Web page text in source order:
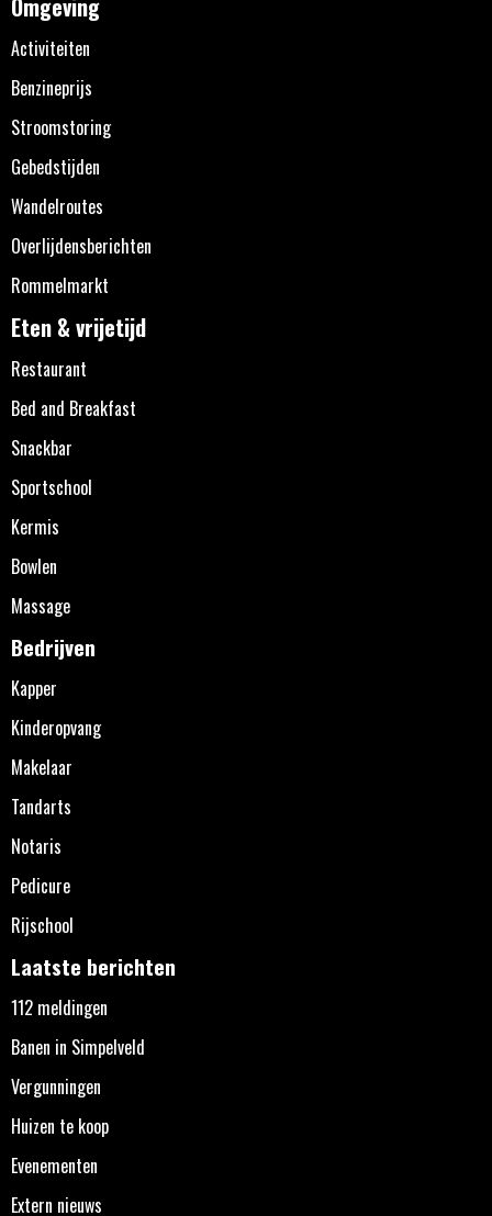
Activiteiten
Benzineprijs
Stroomstoring
Gebedstijden
Wandelroutes
Overlijdensberichten
Rommelmarkt
Eten & vrijetijd
Restaurant
Bed and Breakfast
Snackbar
Sportschool
Kermis
Bowlen
Massage
Bedrijven
Kapper
Kinderopvang
Makelaar
Tandarts
Notaris
Pedicure
Rijschool
Laatste berichten
112 meldingen
Banen in Simpelveld
Vergunningen
Huizen te koop
Evenementen
Extern nieuws